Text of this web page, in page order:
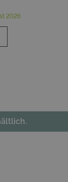
2026